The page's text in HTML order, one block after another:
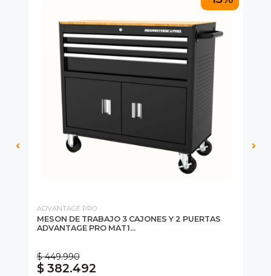
ADVANTAGE PRO
MESON DE TRABAJO 3 CAJONES Y 2 PUERTAS
ADVANTAGE PRO MAT1...
$ 449.990
$ 382.492